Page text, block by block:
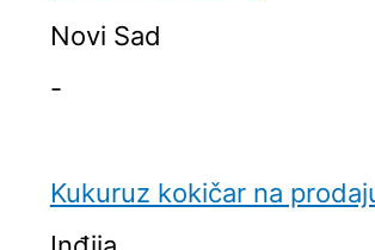
Novi Sad
-
Kukuruz kokičar na